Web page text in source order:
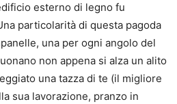
esterno di legno fu
particolarità di questa pagoda
una per ogni angolo del
non appena si alza un alito
una tazza di te (il migliore
sua lavorazione, pranzo in